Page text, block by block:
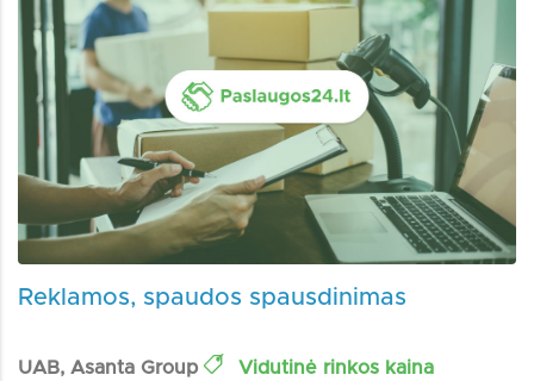
Reklamos, spaudos spausdinimas
UAB, Asanta Group Vidutinė rinkos kaina